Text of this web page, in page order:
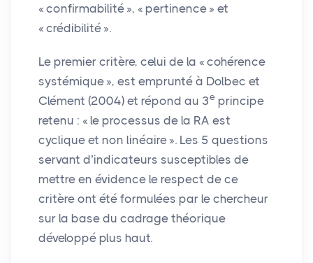
« confirmabilité », « pertinence » et
« crédibilité ».
Le premier critère, celui de la « cohérence
systémique », est emprunté à Dolbec et
Clément (2004) et répond au 3e principe
retenu : « le processus de la RA est
cyclique et non linéaire ». Les 5 questions
servant d’indicateurs susceptibles de
mettre en évidence le respect de ce
critère ont été formulées par le chercheur
sur la base du cadrage théorique
développé plus haut.